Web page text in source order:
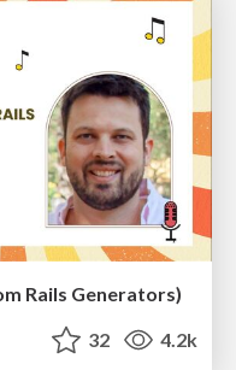
Rails Generators)
32 4.2k